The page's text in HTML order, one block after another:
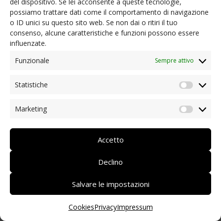
possiamo trattare dati come il comportamento di navigazione
o ID unici su questo sito web. Se non dai o ritiri il tuo
consenso, alcune caratteristiche e funzioni possono essere
influenzate.
Funzionale
Sempre attivo
Statistiche
Marketing
Accetto
Declino
Salvare le impostazioni
CookiesPrivacyImpressum
NEWS
Ordinanze presidenziali e informazioni utili
Coronavirus: aiuto dai soci
Iniziative dei nostri soci/partner
DEUTSCH